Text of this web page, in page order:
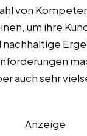
von
um ihre
auch sehr
Anzeige